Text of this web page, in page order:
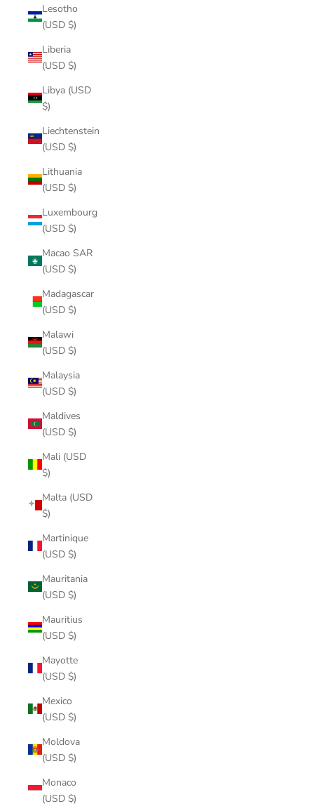
Lesotho
(USD $)
Liberia
(USD $)
Libya (USD
$)
Liechtenstein
(USD $)
Lithuania
(USD $)
Luxembourg
(USD $)
Macao SAR
(USD $)
Madagascar
(USD $)
Malawi
(USD $)
Malaysia
(USD $)
Maldives
(USD $)
Mali (USD
$)
Malta (USD
$)
Martinique
(USD $)
Mauritania
(USD $)
Mauritius
(USD $)
Mayotte
(USD $)
Mexico
(USD $)
Moldova
(USD $)
Monaco
(USD $)